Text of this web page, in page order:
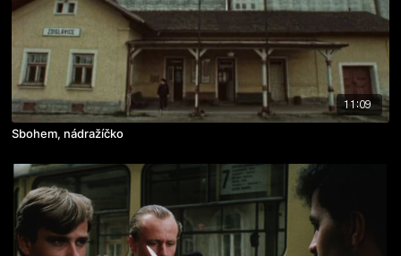
11:09
Sbohem, nádražíčko